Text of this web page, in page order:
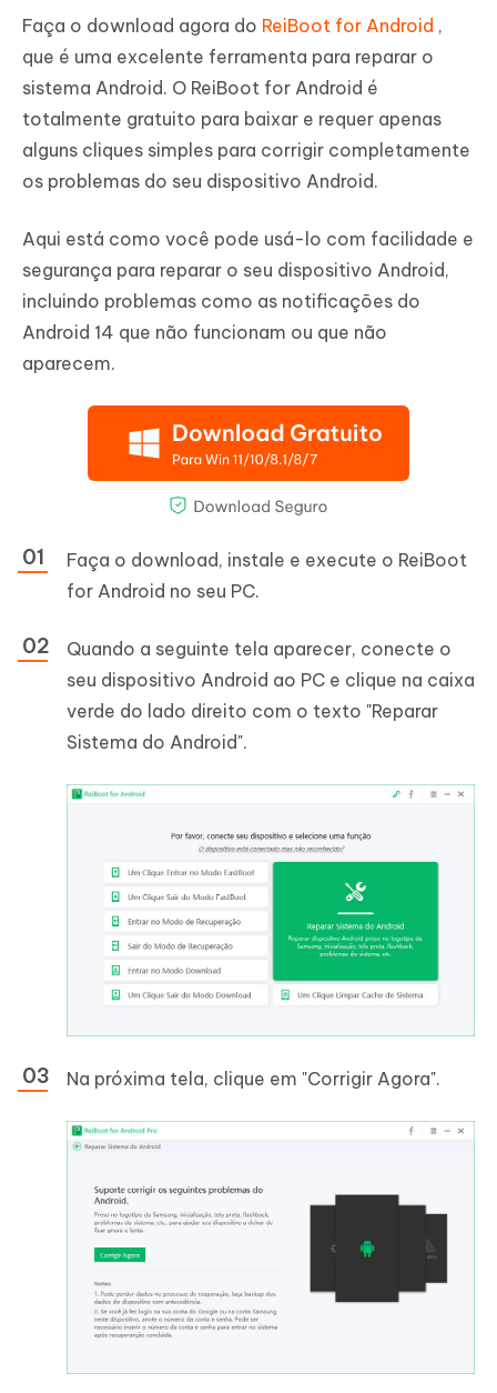
Faça o download agora do ReiBoot for Android ,
que é uma excelente ferramenta para reparar o
sistema Android. O ReiBoot for Android é
totalmente gratuito para baixar e requer apenas
alguns cliques simples para corrigir completamente
os problemas do seu dispositivo Android.
Aqui está como você pode usá-lo com facilidade e
segurança para reparar o seu dispositivo Android,
incluindo problemas como as notificações do
Android 14 que não funcionam ou que não
aparecem.
Faça o download, instale e execute o ReiBoot
for Android no seu PC.
Quando a seguinte tela aparecer, conecte o
seu dispositivo Android ao PC e clique na caixa
verde do lado direito com o texto "Reparar
Sistema do Android".
Na próxima tela, clique em "Corrigir Agora".